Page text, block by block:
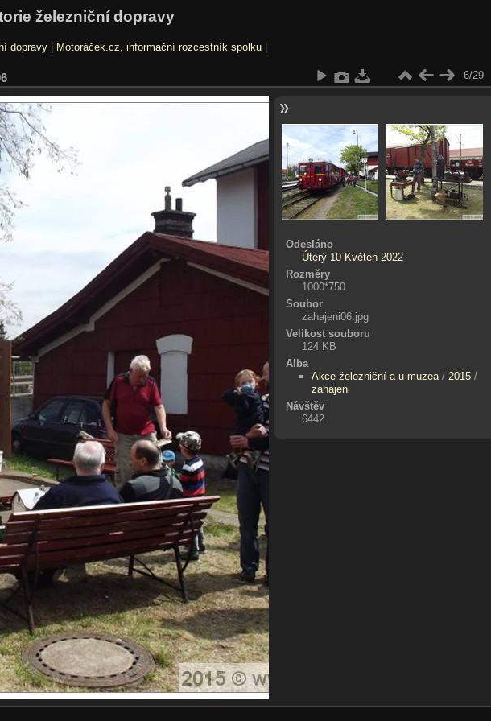
železniční dopravy
dopravy| Motoráček.cz, informační rozcestník spolku|
6/29
Odesláno
Úterý 10 Květen 2022
Rozměry
1000*750
Soubor
zahajeni06.jpg
Velikost souboru
124 KB
Alba
Akce železniční a u muzea / 2015 /
zahajeni
Návštěv
6442